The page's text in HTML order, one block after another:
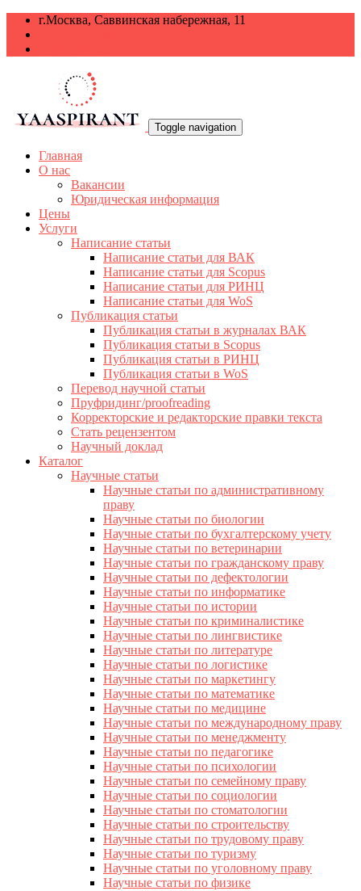
г.Москва, Саввинская набережная, 11
Toggle navigation
Главная
О нас
Вакансии
Юридическая информация
Цены
Услуги
Написание статьи
Написание статьи для ВАК
Написание статьи для Scopus
Написание статьи для РИНЦ
Написание статьи для WoS
Публикация статьи
Публикация статьи в журналах ВАК
Публикация статьи в Scopus
Публикация статьи в РИНЦ
Публикация статьи в WoS
Перевод научной статьи
Пруфридинг/proofreading
Корректорские и редакторские правки текста
Стать рецензентом
Научный доклад
Каталог
Научные статьи
Научные статьи по административному
праву
Научные статьи по биологии
Научные статьи по бухгалтерскому учету
Научные статьи по ветеринарии
Научные статьи по гражданскому праву
Научные статьи по дефектологии
Научные статьи по информатике
Научные статьи по истории
Научные статьи по криминалистике
Научные статьи по лингвистике
Научные статьи по литературе
Научные статьи по логистике
Научные статьи по маркетингу
Научные статьи по математике
Научные статьи по медицине
Научные статьи по международному праву
Научные статьи по менеджменту
Научные статьи по педагогике
Научные статьи по психологии
Научные статьи по семейному праву
Научные статьи по социологии
Научные статьи по стоматологии
Научные статьи по строительству
Научные статьи по трудовому праву
Научные статьи по туризму
Научные статьи по уголовному праву
Научные статьи по физике